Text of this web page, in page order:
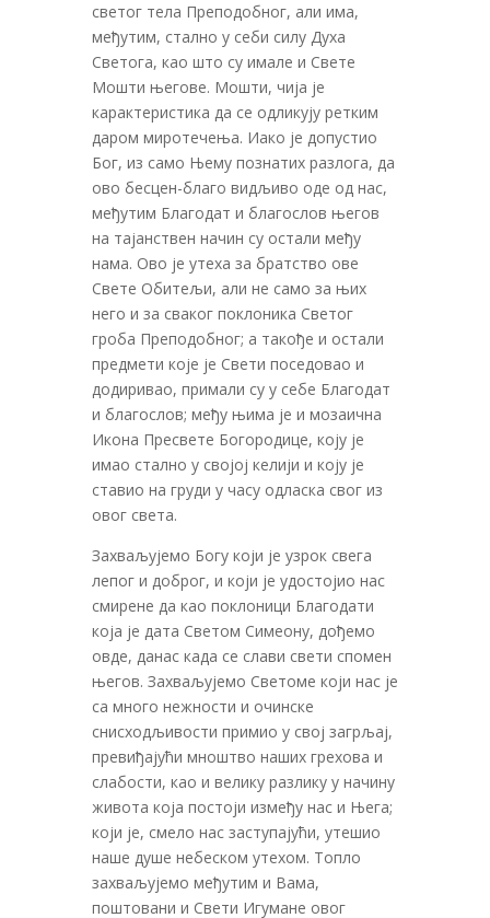
светог тела Преподобног, али има,
међутим, стално у себи силу Духа
Светога, као што су имале и Свете
Мошти његове. Мошти, чија је
карактеристика да се одликују ретким
даром миротечења. Иако је допустио
Бог, из само Њему познатих разлога, да
ово бесцен-благо видљиво оде од нас,
међутим Благодат и благослов његов
на тајанствен начин су остали међу
нама. Ово је утеха за братство ове
Свете Обитељи, али не само за њих
него и за сваког поклоника Светог
гроба Преподобног; а такође и остали
предмети које је Свети поседовао и
додиривао, примали су у себе Благодат
и благослов; међу њима је и мозаична
Икона Пресвете Богородице, коју је
имао стално у својој келији и коју је
ставио на груди у часу одласка свог из
овог света.
Захваљујемо Богу који је узрок свега
лепог и доброг, и који је удостојио нас
смирене да као поклоници Благодати
која је дата Светом Симеону, дођемо
овде, данас када се слави свети спомен
његов. Захваљујемо Светоме који нас је
са много нежности и очинске
снисходљивости примио у свој загрљај,
превиђајући мноштво наших грехова и
слабости, као и велику разлику у начину
живота која постоји између нас и Њега;
који је, смело нас заступајући, утешио
наше душе небеском утехом. Топло
захваљујемо међутим и Вама,
поштовани и Свети Игумане овог